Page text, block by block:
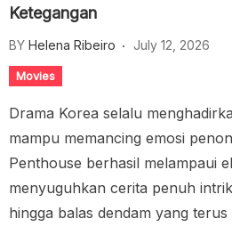
Ketegangan
BY Helena Ribeiro July 12, 2026
Movies
Drama Korea selalu
mampu memancing emosi
Penthouse berhasil melampaui
menyuguhkan cerita penuh
hingga balas dendam yang